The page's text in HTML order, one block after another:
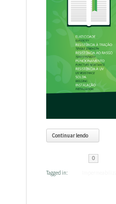
Continuar lendo
0
Tagged in: